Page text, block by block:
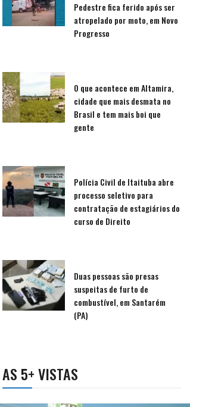
Pedestre fica ferido após ser
atropelado por moto, em Novo
Progresso
O que acontece em Altamira,
cidade que mais desmata no
Brasil e tem mais boi que
gente
Polícia Civil de Itaituba abre
processo seletivo para
contratação de estagiários do
curso de Direito
Duas pessoas são presas
suspeitas de furto de
combustível, em Santarém
(PA)
AS 5+ VISTAS